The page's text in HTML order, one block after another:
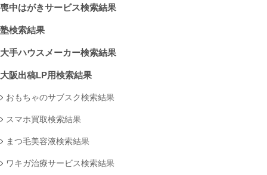
喪中はがきサービス検索結果
塾検索結果
大手ハウスメーカー検索結果
大阪出稿LP用検索結果
おもちゃのサブスク検索結果
スマホ買取検索結果
まつ毛美容液検索結果
ワキガ治療サービス検索結果